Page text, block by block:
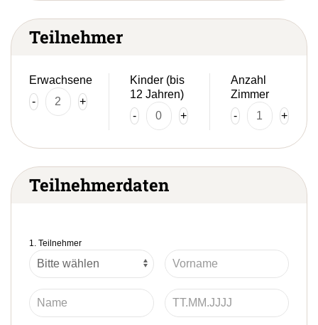
Teilnehmer
Erwachsene
-
+
Kinder (bis
12 Jahren)
-
+
Anzahl
Zimmer
-
+
Teilnehmerdaten
1. Teilnehmer